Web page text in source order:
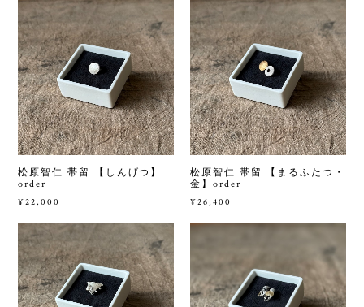
松原智仁 帯留 【しんげつ】
order
¥22,000
松原智仁 帯留 【まるふたつ・
金】order
¥26,400